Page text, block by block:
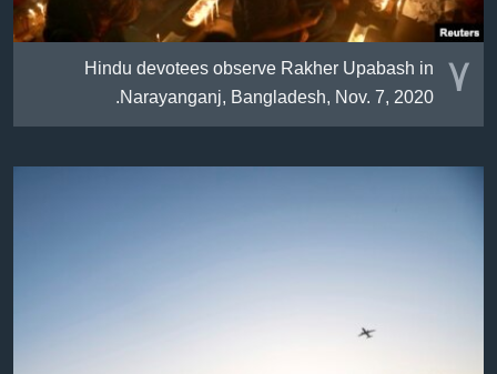
٧ Hindu devotees observe Rakher Upabash in
Narayanganj, Bangladesh, Nov. 7, 2020.